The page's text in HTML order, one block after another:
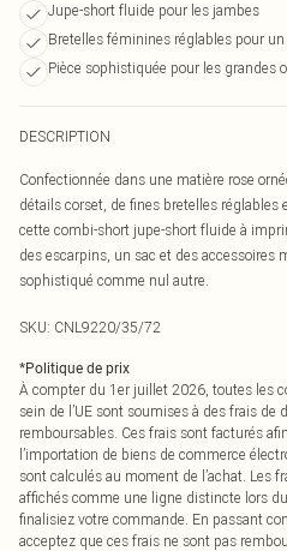
Jupe-short fluide pour les jambes
Bretelles féminines réglables pour
Pièce sophistiquée pour les grandes
DESCRIPTION
Confectionnée dans une matière rose
détails corset, de fines bretelles
cette combi-short jupe-short fluide à
des escarpins, un sac et des accessoires
sophistiqué comme nul autre.
SKU: CNL9220/35/72
*Politique de prix
À compter du 1er juillet 2026, toutes les
sein de l’UE sont soumises à des frais de
remboursables. Ces frais sont facturés
l’importation de biens de commerce
sont calculés au moment de l’achat. Les
affichés comme une ligne distincte lors
finalisiez votre commande. En passant
acceptez que ces frais ne sont pas